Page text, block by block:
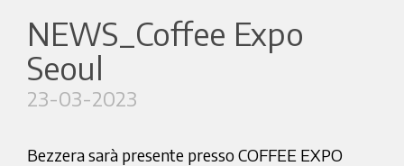
NEWS_Coffee Expo
Seoul
23-03-2023
Bezzera sarà presente presso COFFEE EXPO